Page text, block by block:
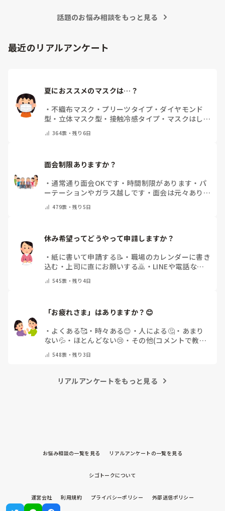
話題のお悩み相談をもっと見る
最近のリアルアンケート
夏におススメのマスクは…？
・不織布マスク ・ プリーツタイプ・ ダイヤモンド
型 ・ 立体マスク型 ・ 接触冷感タイプ ・ マスクはしま
364票・残り6日
面会制限ありますか？
・ 通常通り面会OKです ・ 時間制限があります ・ パ
ーテーションやガラス越しです ・ 面会は元々ありま
479票・残り5日
休み希望ってどうやって申請しますか？
・紙に書いて申請する📝 ・ 職場のカレンダーに書き
込む ・ 上司に直にお願いする🙇 ・ LINEや電話など
545票・残り4日
「お疲れさま」はありますか？😊
・ よくある🥰 ・ 時々ある😊 ・ 人による🤔 ・ あまり
ない💦 ・ ほとんどない😢 ・ その他(コメントで教え
548票・残り3日
リアルアンケートをもっと見る
お悩み相談の一覧を見る リアルアンケートの一覧を見る
シゴトークについて
運営会社 利用規約 プライバシーポリシー 外部送信ポリシー